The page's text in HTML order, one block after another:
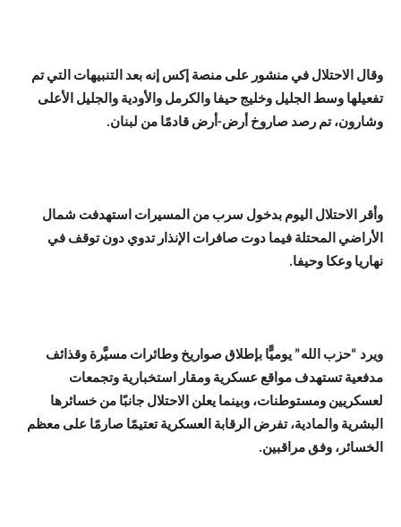
وقال الاحتلال في منشور على منصة إكس إنه بعد التنبيهات التي تم
تفعيلها وسط الجليل وخليج حيفا والكرمل والأودية والجليل الأعلى
وشارون، تم رصد صاروخ أرض-أرض قادمًا من لبنان.
وأقر الاحتلال اليوم بدخول سرب من المسيرات استهدفت شمال
الأراضي المحتلة فيما دوت صافرات الإنذار تدوي دون توقف في
نهاريا وعكا وحيفا.
ويرد “حزب الله” يوميًّا بإطلاق صواريخ وطائرات مسيَّرة وقذائف
مدفعية تستهدف مواقع عسكرية ومقار استخبارية وتجمعات
لعسكريين ومستوطنات، وبينما يعلن الاحتلال جانبًا من خسائرها
البشرية والمادية، تفرض الرقابة العسكرية تعتيمًا صارمًا على معظم
الخسائر، وفق مراقبين.